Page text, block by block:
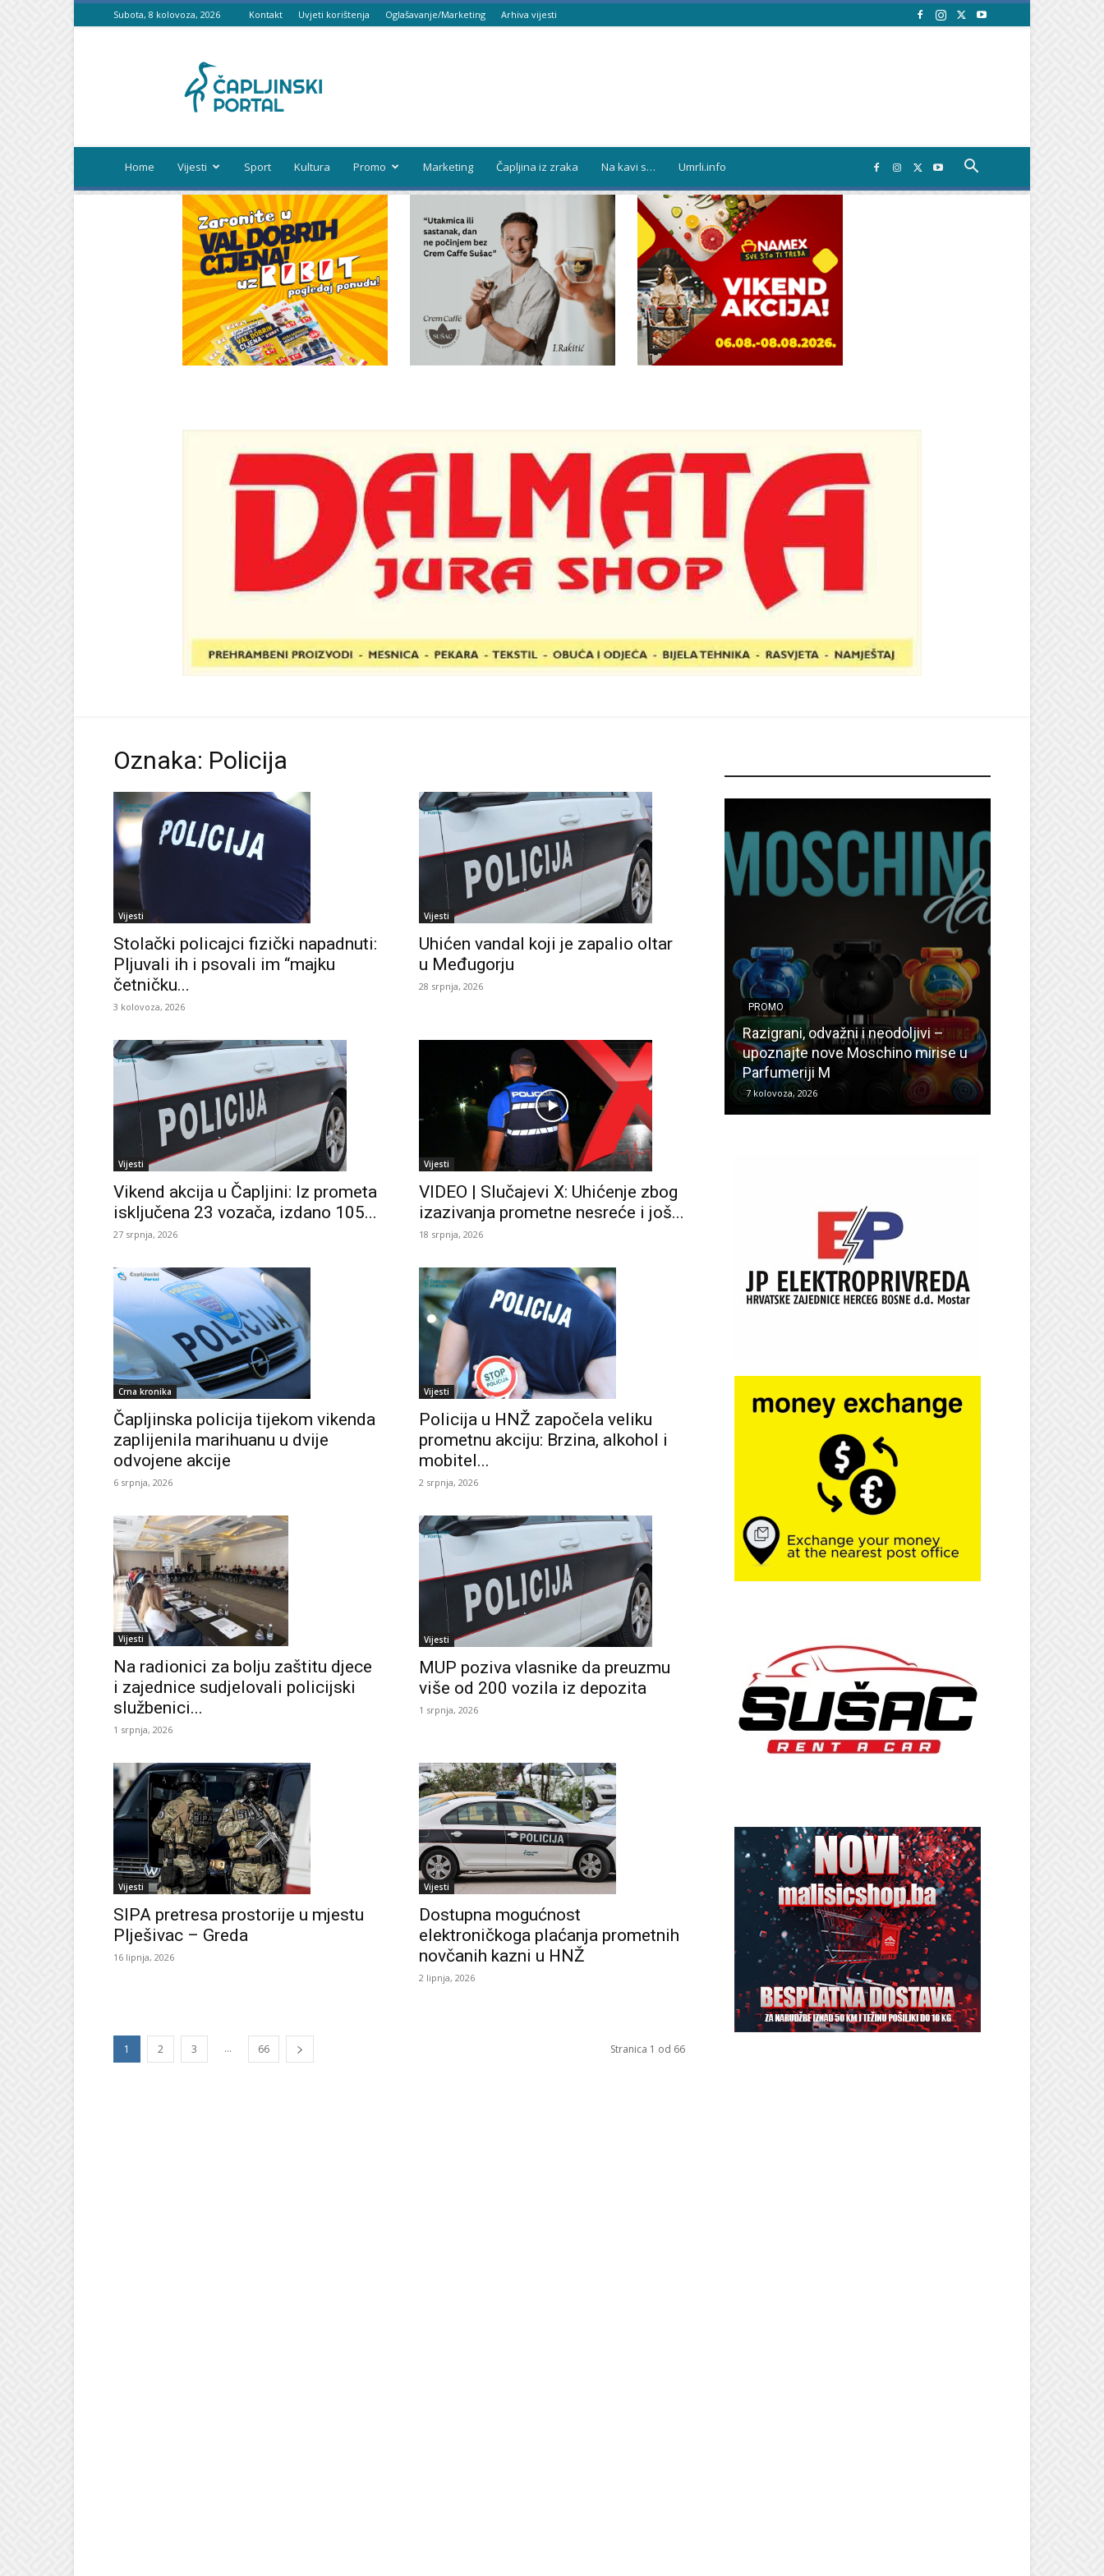
Subota, 8 kolovoza, 2026 Kontakt Uvjeti korištenja Oglašavanje/Marketing Arhiva vijesti
portal
Home Vijesti Sport Kultura Promo Marketing Čapljina iz zraka Na kavi s… Umrli.info
Oznaka: Policija
Vijesti
Stolački policajci fizički napadnuti:
Pljuvali ih i psovali im “majku
četničku...
3 kolovoza, 2026
Vijesti
Uhićen vandal koji je zapalio oltar
u Međugorju
28 srpnja, 2026
Vijesti
Vikend akcija u Čapljini: Iz prometa
isključena 23 vozača, izdano 105...
27 srpnja, 2026
Vijesti
VIDEO | Slučajevi X: Uhićenje zbog
izazivanja prometne nesreće i još...
18 srpnja, 2026
Crna kronika
Čapljinska policija tijekom vikenda
zaplijenila marihuanu u dvije
odvojene akcije
6 srpnja, 2026
Vijesti
Policija u HNŽ započela veliku
prometnu akciju: Brzina, alkohol i
mobitel...
2 srpnja, 2026
Vijesti
Na radionici za bolju zaštitu djece
i zajednice sudjelovali policijski
službenici...
1 srpnja, 2026
Vijesti
MUP poziva vlasnike da preuzmu
više od 200 vozila iz depozita
1 srpnja, 2026
Vijesti
SIPA pretresa prostorije u mjestu
Plješivac – Greda
16 lipnja, 2026
Vijesti
Dostupna mogućnost
elektroničkoga plaćanja prometnih
novčanih kazni u HNŽ
2 lipnja, 2026
1 2 3 ... 66 Stranica 1 od 66
PROMO
Razigrani, odvažni i neodoljivi –
upoznajte nove Moschino mirise u
Parfumeriji M
7 kolovoza, 2026